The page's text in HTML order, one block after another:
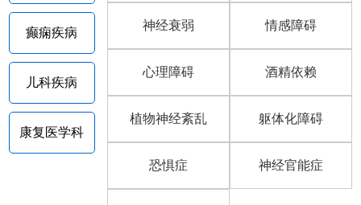
癫痫疾病
儿科疾病
康复医学科
神经衰弱 情感障碍
心理障碍 酒精依赖
植物神经紊乱 躯体化障碍
恐惧症 神经官能症